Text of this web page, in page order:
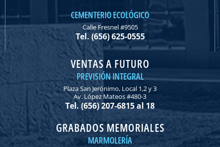
CEMENTERIO ECOLÓGICO
Calle Fresnel #9505
Tel. (656) 625-0555
VENTAS A FUTURO
PREVISIÓN INTEGRAL
Plaza San Jerónimo, Local 1,2 y 3
Av. López Mateos #480-3
Tel. (656) 207-6815 al 18
GRABADOS MEMORIALES
MARMOLERÍA